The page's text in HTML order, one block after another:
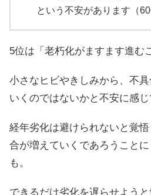
という不安があります（60
5位は「老朽化がますます進む
小さなヒビやきしみから、不
いくのではないかと不安に感じ
経年劣化は避けられないと覚
合が増えていくであろうこと
も。
できるだけ劣化を遅らせよう